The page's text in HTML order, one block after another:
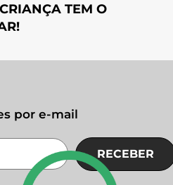
TEM O
por e-mail
RECEBER